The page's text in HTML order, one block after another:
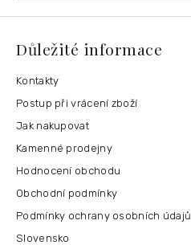
Důležité informace
Kontakty
Postup při vrácení zboží
Jak nakupovat
Kamenné prodejny
Hodnocení obchodu
Obchodní podmínky
Podmínky ochrany osobních údajů
Slovensko